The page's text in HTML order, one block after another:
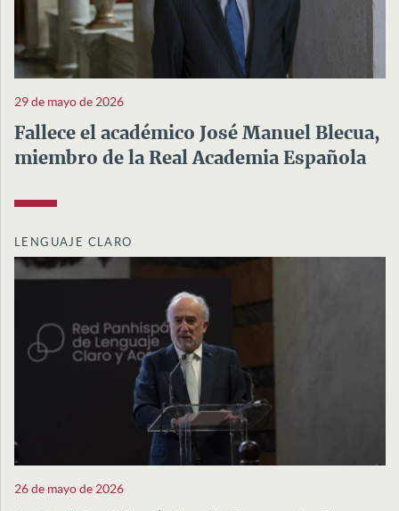
29 de mayo de 2026
Fallece el académico José Manuel Blecua,
miembro de la Real Academia Española
LENGUAJE CLARO
26 de mayo de 2026